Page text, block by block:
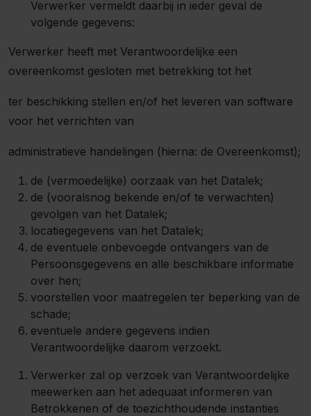
Verwerker vermeldt daarbij in ieder geval de
volgende gegevens:
Verwerker heeft met Verantwoordelijke een
overeenkomst gesloten met betrekking tot het
ter beschikking stellen en/of het leveren van software
voor het verrichten van
administratieve handelingen (hierna: de Overeenkomst);
de (vermoedelijke) oorzaak van het Datalek;
de (vooralsnog bekende en/of te verwachten)
gevolgen van het Datalek;
locatiegegevens van het Datalek;
de eventuele onbevoegde ontvangers van de
Persoonsgegevens en alle beschikbare informatie
over hen;
voorstellen voor maatregelen ter beperking van de
schade;
eventuele andere gegevens indien
Verantwoordelijke daarom verzoekt.
Verwerker zal op verzoek van Verantwoordelijke
meewerken aan het adequaat informeren van
Betrokkenen of de toezichthoudende instanties